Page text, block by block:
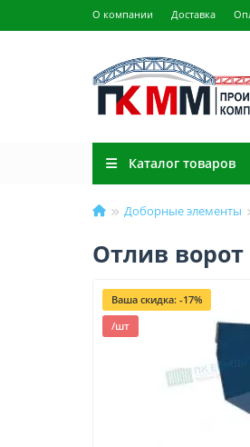
О компании Доставка
Каталог товаров
Доборные элементы
Отлив ворот
Ваша скидка: -17%
/шт